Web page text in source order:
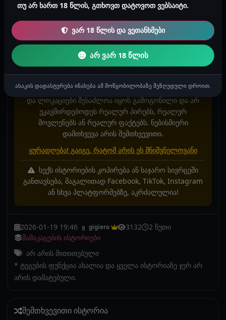
არის❤️❤️❤️ გოგონებო ვისაც სურვილი გაქვთ
მანქანით სეირნობა, სადმე გემრელად ჭამა,
სასტუმროში დარჩენა, ცოტახანს განმარტოვება,
შეგიძლიათ პირადში მობრძანდეთ, ყველფერი
ისტორიაში მოხსენიებული პერსონაჟები, სახელები
და ლოკაციები შესაძლოა იყოს გამოგონილი და არ
უკავშირდებოდეს რეალურ პირებს, რეალურ
მოვლენებს ან რეალურ ფაქტებს. ნებისმიერი
დამთხვევა არის შემთხვევითი.
ყურადღება! გაიგე, რატომ არის ეს მნიშვნელოვანი
სექს ისტორიების კოპირება ან საჯარო სივრცეში
განთავსება, მაგალითად Facebook, TikTok, Instagram
ან სხვა პლატფორმებზე, აკრძალულია!
2026-01-19 19:46 g gigiero 3132
2 წუთი
მამაკაცების ისტორიები
არ არის მითითებული
* ტეგების ფუნქცია ახალია და ყველა ისტორიაზე ჯერ არ
არის დამატებული.
შემთხვევითი ისტორია
თუ არ ხართ 18 წლის, გთხოვთ დატოვოთ ვებსაიტი.
ვარ 18 წლის და ვეთანხმები
არ ვარ 18 წლის
ასაკის დადასტურება ინახება ამ მოწყობილობაზე შეზღუდული დროით.